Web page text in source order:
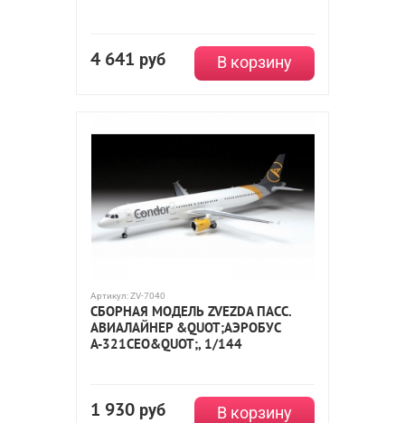
4 641 руб В корзину
Артикул:ZV-7040
СБОРНАЯ МОДЕЛЬ ZVEZDA ПАСС.
АВИАЛАЙНЕР &QUOT;АЭРОБУС
А-321СEO&QUOT;, 1/144
1 930 руб В корзину